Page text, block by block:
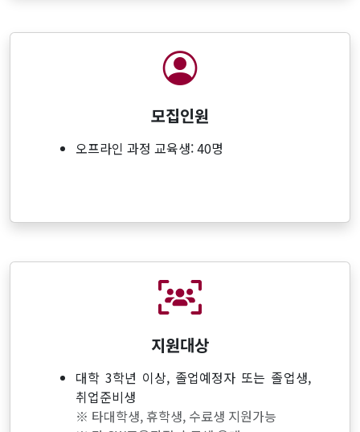
모집인원
오프라인 과정 교육생: 40명
지원대상
대학 3학년 이상, 졸업예정자 또는 졸업생,
취업준비생
※ 타대학생, 휴학생, 수료생 지원가능